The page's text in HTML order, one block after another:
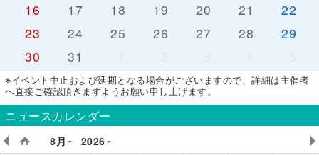
16
17 18 19 20 21
22
23
24 25 26 27 28
29
30
31 5
※イベント中止および延期となる場合がございますので、詳細は主催者
へ直接ご確認頂きますようお願い申し上げます。
ニュースカレンダー
8月
2026